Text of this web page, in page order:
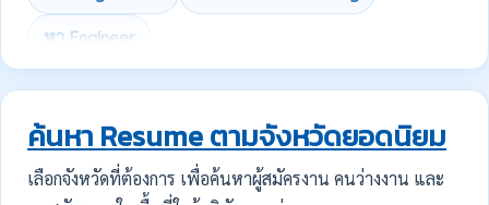
หา Engineer
ค้นหา Resume ตามจังหวัดยอดนิยม
เลือกจังหวัดที่ต้องการ เพื่อค้นหาผู้สมัครงาน คนว่างงาน และ